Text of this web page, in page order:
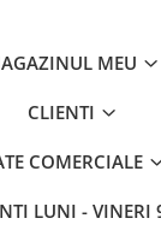
MEU
CLIENTI
COMERCIALE
LUNI - VINERI